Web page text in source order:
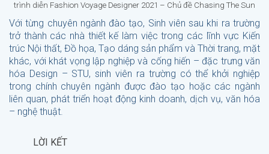
trình diễn Fashion Voyage Designer 2021 – Chủ đề Chasing The Sun
Với từng chuyên ngành đào tạo, Sinh viên sau khi ra trường
trở thành các nhà thiết kế làm việc trong các lĩnh vực Kiến
trúc Nội thất, Đồ họa, Tạo dáng sản phẩm và Thời trang, mặt
khác, với khát vọng lập nghiệp và cống hiến – đặc trưng văn
hóa Design – STU, sinh viên ra trường có thể khởi nghiệp
trong chính chuyên ngành được đào tạo hoặc các ngành
liên quan, phát triển hoạt động kinh doanh, dịch vụ, văn hóa
– nghệ thuật.
LỜI KẾT